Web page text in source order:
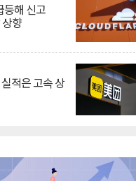
등해 신고
향
적은 고속 상